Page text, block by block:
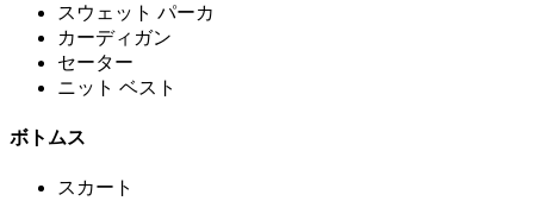
スウェット パーカ
カーディガン
セーター
ニット ベスト
ボトムス
スカート